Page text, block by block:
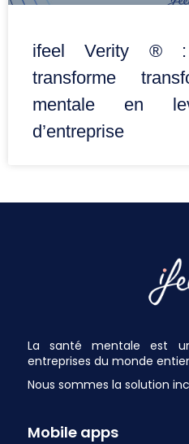
ifeel Verity ® :
transforme
mentale en
d’entreprise
La santé mentale est
entreprises du monde
Nous sommes la solution
Mobile apps